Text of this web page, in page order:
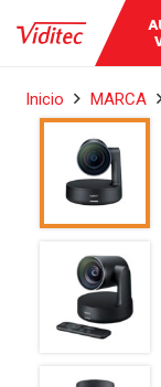
Inicio MARCA